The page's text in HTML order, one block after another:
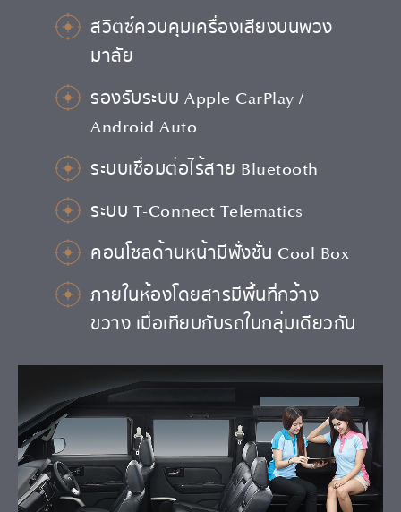
สวิตซ์ควบคุมเครื่องเสียงบนพวง
มาลัย
รองรับระบบ Apple CarPlay /
Android Auto
ระบบเชื่อมต่อไร้สาย Bluetooth
ระบบ T-Connect Telematics
คอนโซลด้านหน้ามีฟั่งชั่น Cool Box
ภายในห้องโดยสารมีพื้นที่กว้าง
ขวาง เมื่อเทียบกับรถในกลุ่มเดียวกัน